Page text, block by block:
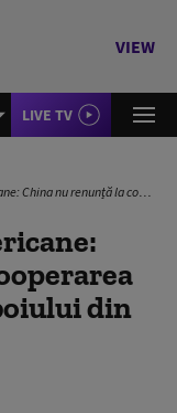
VIEW
LIVE TV
cu Rusia, în ciuda războiului din Ucraina
din